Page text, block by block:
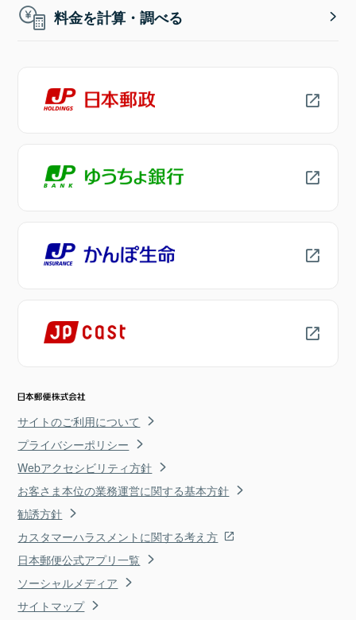
料金を計算・調べる
サイトのご利用について
プライバシーポリシー
Webアクセシビリティ方針
お客さま本位の業務運営に関する基本方針
勧誘方針
カスタマーハラスメントに関する考え方
日本郵便公式アプリ一覧
ソーシャルメディア
サイトマップ